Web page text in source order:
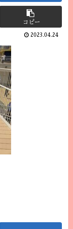
コピー
2023.04.24